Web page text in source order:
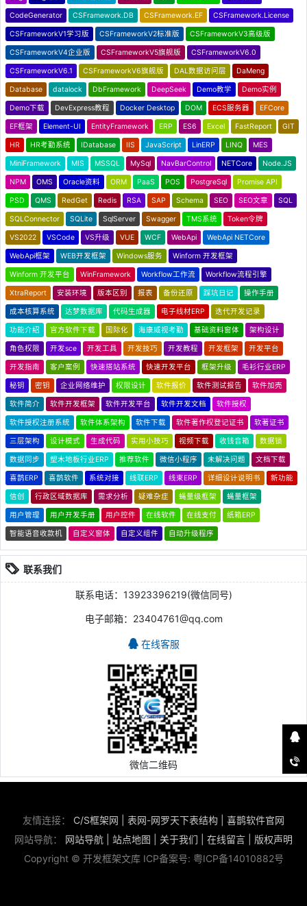
CodeGenerator CSFramework.DB CSFramework.EF CSFramework.License
CSFrameworkV1学习版 CSFrameworkV2标准版 CSFrameworkV3高级版
CSFrameworkV4企业版 CSFrameworkV5旗舰版 CSFrameworkV6.0
CSFrameworkV6.1 CSFrameworkV6旗舰版 DAL数据访问层 DaMeng
Database datalock DbFramework DeepSeek Demo教学 Demo实例
Demo下载 DevExpress教程 Docker Desktop DOM ECS服务器 EFCore
EF框架 Element-UI EntityFramework ERP ES6 Excel FastReport GIT
HR HR考勤系统 IDatabase IIS JavaScript LinERP LINQ MES
MiniFramework MIS MSSQL MySql NavBarControl NETCore Node.JS
NPM OMS Oracle资料 ORM PaaS POS PostgreSql Promise API
PSD QMS RedGet Redis RSA SAP Schema SEO SEO文章 SQL
SQLConnector SQLite SqlServer Swagger TMS系统 Token令牌
VS2022 VSCode VS升级 VUE WCF WebApi WebApi NETCore
WebApi框架 WEB开发框架 Windows服务 Winform 开发框架
Winform 开发平台 WinFramework Workflow工作流 Workflow流程引擎
XtraReport 安装环境 版本区别 报表 备份还原 踩坑日记 操作手册
成本核算系统 达梦数据库 代码生成器 电子线材ERP 迭代开发记录
功能介绍 官方软件下载 国际化 海康威视考勤 基础资料窗体 架构设计
角色权限 开发sce 开发工具 开发技巧 开发教程 开发框架 开发平台
开发指南 客户案例 快速搭站系统 快速开发平台 框架升级 毛衫行业ERP
秘钥 密钥 企业网络维护 权限设计 软件报价 软件测试报告 软件加壳
软件简介 软件开发框架 软件开发平台 软件开发文档 软件授权
软件授权注册系统 软件体系架构 软件下载 软件著作权登记证书 软著证书
三层架构 设计模式 生成代码 实用小技巧 视频下载 收钱音箱 数据锁
数据同步 塑木地板行业ERP 推荐软件 微信小程序 未解决问题 文档下载
喜鹊ERP 喜鹊软件 系统对接 线联ERP 线束ERP 详细设计说明书 新功能
信创 行政区域数据库 需求分析 疑难杂症 蝇量级框架 蝇量框架
用户管理 用户开发手册 用户控件 在线软件 在线支付 纸箱ERP
智能语音收款机 自定义窗体 自定义组件 自动升级程序
联系我们
联系电话：13923396219(微信同号)
电子邮箱：23404761@qq.com
在线客服
微信二维码
友情连接： C/S框架网 表网-网罗天下表结构
喜鹊软件官网
网站导航： 网站导航 站点地图 关于我们 在线留言
版权声明
Copyright © 开发框架文库 ICP备案号: 粤ICP备14010882号